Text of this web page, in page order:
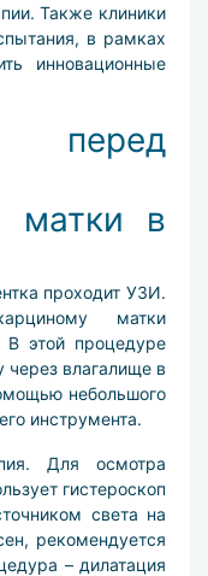
Также клиники
в рамках
инновационные
перед
матки в
проходит УЗИ.
матки
В этой процедуре
через влагалище в
небольшого
инструмента.
Для осмотра
гистероскоп
света на
рекомендуется
– дилатация